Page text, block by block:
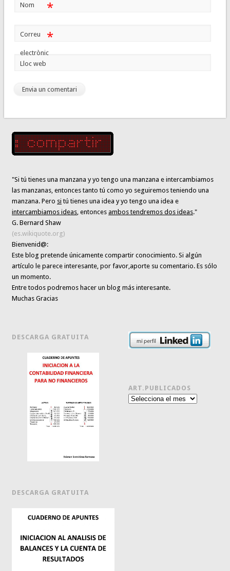
Nom *
Correu
electrònic
*
Lloc web
"Si tú tienes una manzana y yo tengo una manzana e intercambiamos
las manzanas, entonces tanto tú como yo seguiremos teniendo una
manzana. Pero si tú tienes una idea y yo tengo una idea e
intercambiamos ideas, entoncesambos tendremos dos ideas."
G. Bernard Shaw
(es.wikiquote.org)
Bienvenid@:
Este blog pretende únicamentecompartir conocimiento. Si algún
artículo le parece interesante,por favor,aporte su comentario. Es sólo
un momento.
Entre todos podremos hacer un blog más interesante.
Muchas Gracias
DESCARGA GRATUITA
DESCARGA GRATUITA
ART.PUBLICADOS
Art.publicados